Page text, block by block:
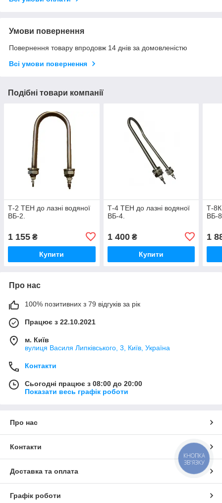
Умови повернення
Повернення товару впродовж 14 днів за домовленістю
Всі умови повернення
Подібні товари компанії
Т-2 ТЕН до лазні водяної
ВБ-2.
1 155 ₴
Купити
Т-4 ТЕН до лазні водяної
ВБ-4.
1 400₴
Купити
Т-8К
ВБ-
1
Про нас
100% позитивних з 79 відгуків за рік
Працює з 22.10.2021
м. Київ
вулиця Василя Липківського, 3, Київ, Україна
Контакти
Сьогодні працює з 08:00 до 20:00
Показати весь графік роботи
Про нас
Контакти
Доставка та оплата
Графік роботи
КНОПКА
ЗВ'ЯЗКУ